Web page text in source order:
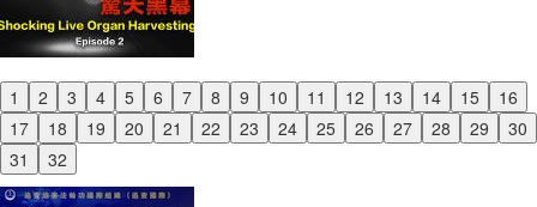
1 2 3 4 5 6 7 8 9 10 11 12 13 14 15
16
17
18 19 20 21 22 23 24 25 26 27 28 29
30
31
32
Previous
Next